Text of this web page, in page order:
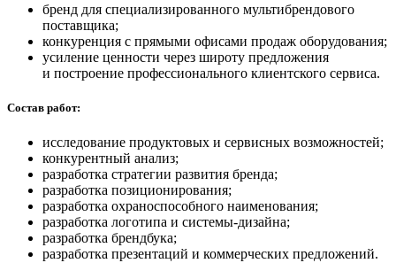
бренд для специализированного мультибрендового
поставщика;
конкуренция с прямыми офисами продаж оборудования;
усиление ценности через широту предложения
и построение профессионального клиентского сервиса.
Состав работ:
исследование продуктовых и сервисных возможностей;
конкурентный анализ;
разработка стратегии развития бренда;
разработка позиционирования;
разработка охраноспособного наименования;
разработка логотипа и системы-дизайна;
разработка брендбука;
разработка презентаций и коммерческих предложений.